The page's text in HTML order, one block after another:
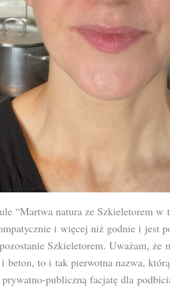
“Martwa natura ze Szkieletorem w
i więcej niż godnie i jest
Szkieletorem. Uważam,
i beton, to i tak pierwotna nazwa,
prywatno-publiczną facjatę dla